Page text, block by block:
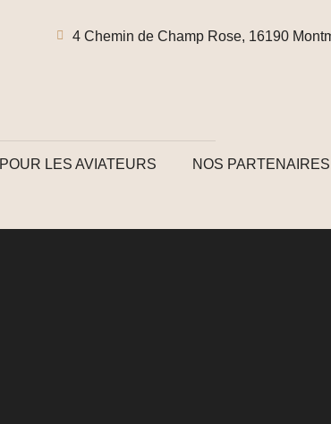
4 Chemin de Champ Rose, 16190
POUR LES AVIATEURS NOS PARTENAIRES